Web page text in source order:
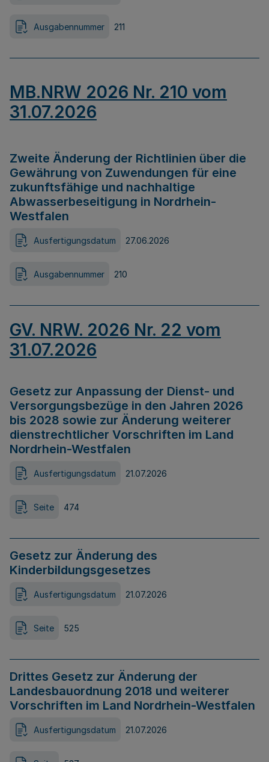
Ausgabennummer 211
MB.NRW 2026 Nr. 210 vom
31.07.2026
Zweite Änderung der Richtlinien über die
Gewährung von Zuwendungen für eine
zukunftsfähige und nachhaltige
Abwasserbeseitigung in Nordrhein-
Westfalen
Ausfertigungsdatum 27.06.2026
Ausgabennummer 210
GV. NRW. 2026 Nr. 22 vom
31.07.2026
Gesetz zur Anpassung der Dienst- und
Versorgungsbezüge in den Jahren 2026
bis 2028 sowie zur Änderung weiterer
dienstrechtlicher Vorschriften im Land
Nordrhein-Westfalen
Ausfertigungsdatum 21.07.2026
Seite 474
Gesetz zur Änderung des
Kinderbildungsgesetzes
Ausfertigungsdatum 21.07.2026
Seite 525
Drittes Gesetz zur Änderung der
Landesbauordnung 2018 und weiterer
Vorschriften im Land Nordrhein-Westfalen
Ausfertigungsdatum 21.07.2026